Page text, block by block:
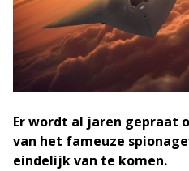
Er wordt al jaren gepraat
van het fameuze
eindelijk van te komen.